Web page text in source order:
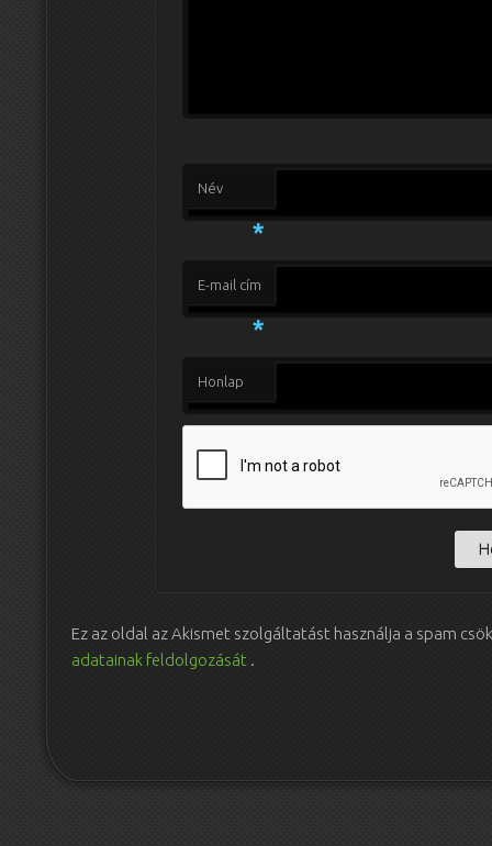
Név
*
E-mail cím
*
Honlap
Ez az oldal az Akismet szolgáltatást használja a spam
adatainak feldolgozását .